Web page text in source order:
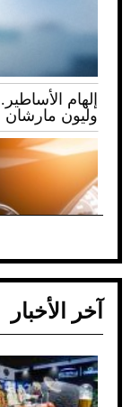
إلهام
وليون مارشان
ضعف تبريد
الأسباب
آخر الأخبار